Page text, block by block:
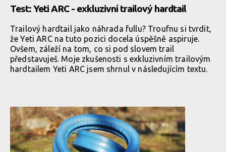
Test: Yeti ARC - exkluzivní trailový hardtail
Trailový hardtail jako náhrada fullu? Troufnu si tvrdit,
že Yeti ARC na tuto pozici docela úspěšně aspiruje.
Ovšem, záleží na tom, co si pod slovem trail
představuješ. Moje zkušenosti s exkluzivním trailovým
hardtailem Yeti ARC jsem shrnul v následujícím textu.